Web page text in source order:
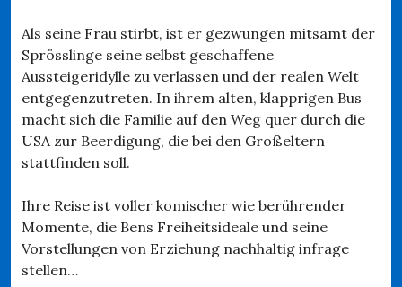
Als seine Frau stirbt, ist er gezwungen mitsamt der
Sprösslinge seine selbst geschaffene
Aussteigeridylle zu verlassen und der realen Welt
entgegenzutreten. In ihrem alten, klapprigen Bus
macht sich die Familie auf den Weg quer durch die
USA zur Beerdigung, die bei den Großeltern
stattfinden soll.
Ihre Reise ist voller komischer wie berührender
Momente, die Bens Freiheitsideale und seine
Vorstellungen von Erziehung nachhaltig infrage
stellen…